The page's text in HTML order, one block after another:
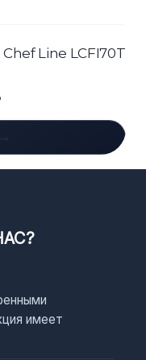
Line LCFI70T
имеет